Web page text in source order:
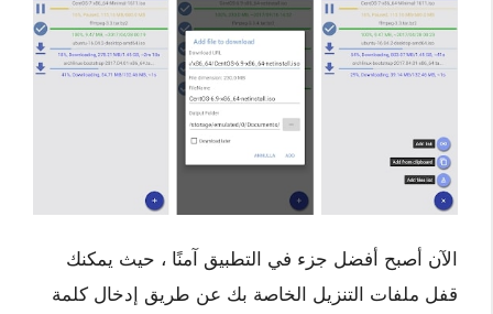
الآن أصبح أفضل جزء في التطبيق آمنًا ، حيث يمكنك
قفل ملفات التنزيل الخاصة بك عن طريق إدخال كلمة